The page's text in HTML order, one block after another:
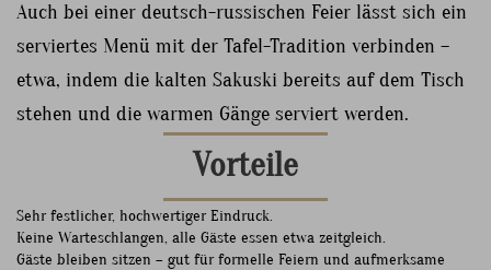
Auch bei einer deutsch-russischen Feier lässt sich ein
serviertes Menü mit der Tafel-Tradition verbinden –
etwa, indem die kalten Sakuski bereits auf dem Tisch
stehen und die warmen Gänge serviert werden.
Vorteile
Sehr festlicher, hochwertiger Eindruck.
Keine Warteschlangen, alle Gäste essen etwa zeitgleich.
Gäste bleiben sitzen – gut für formelle Feiern und aufmerksame